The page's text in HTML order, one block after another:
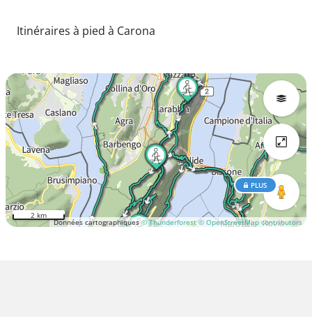
Itinéraires à pied à Carona
Données cartographiques© Thunderforest © OpenStreetMap contributors
PLUS
2 km